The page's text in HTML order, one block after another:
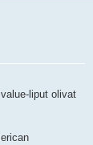
liput olivat